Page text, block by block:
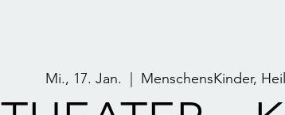
Mi., 17. Jan. MenschensKinder,